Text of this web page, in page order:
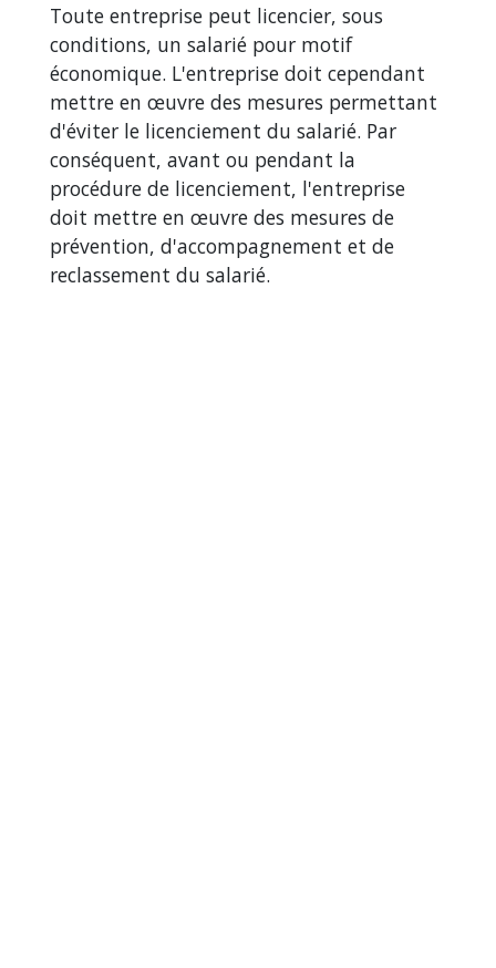
Toute entreprise peut licencier, sous
conditions, un salarié pour motif
économique. L'entreprise doit cependant
mettre en œuvre des mesures permettant
d'éviter le licenciement du salarié. Par
conséquent, avant ou pendant la
procédure de licenciement, l'entreprise
doit mettre en œuvre des mesures de
prévention, d'accompagnement et de
reclassement du salarié.